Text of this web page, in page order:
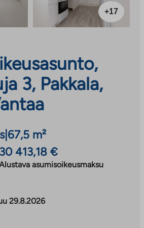
+17
3, Pakkala,
| 67,5 m²
413,18 €
asumisoikeusmaksu
29.8.2026